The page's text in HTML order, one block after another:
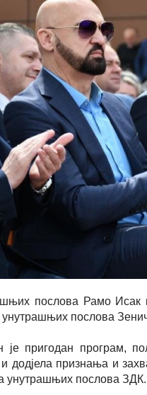
послова Рамо
послова
је пригодан програм,
дод‌јела признања и
унутрашњих послова ЗДК.